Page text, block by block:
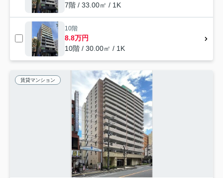
7階 / 33.00㎡ / 1K
10階
8.8万円
10階 / 30.00㎡ / 1K
賃貸マンション